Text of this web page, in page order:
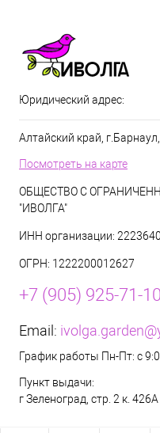
Юридический адрес:
Алтайский край,
Посмотреть на карте
ОБЩЕСТВО С
"ИВОЛГА"
ИНН организации:
ОГРН: 1222200012627
+7 (905) 925-71-10
Email:
График работы Пн-Пт: с
Пункт выдачи:
г Зеленоград, стр. 2 к. 426А